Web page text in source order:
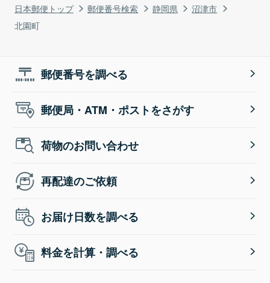
日本郵便トップ 郵便番号検索 静岡県
沼津市
北園町
郵便番号を調べる
郵便局・ATM・ポストをさがす
荷物のお問い合わせ
再配達のご依頼
お届け日数を調べる
料金を計算・調べる